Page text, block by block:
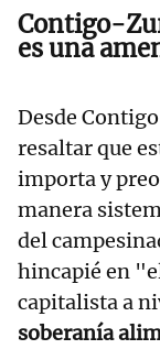
Contigo-
es una
Desde
resaltar que
importa y
manera
del
hincapié en
capitalista a
soberanía